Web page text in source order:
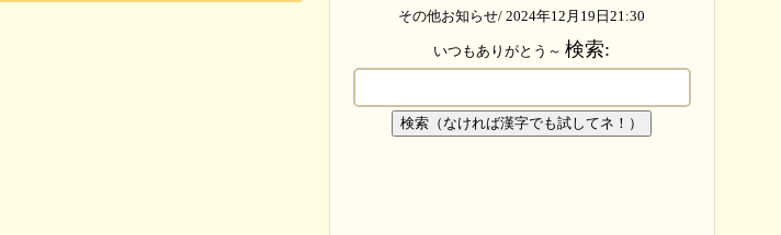
その他お知らせ/ 2024年12月19日21:30
いつもありがとう～検索:
検索（なければ漢字でも試してネ！）